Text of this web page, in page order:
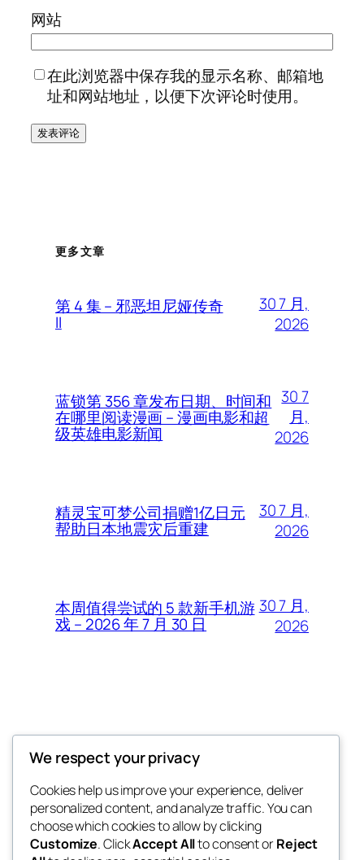
网站
在此浏览器中保存我的显示名称、邮箱地
址和网站地址，以便下次评论时使用。
更多文章
第 4 集 – 邪恶坦尼娅传奇
II
30 7 月,
2026
蓝锁第 356 章发布日期、时间和
在哪里阅读漫画 – 漫画电影和超
级英雄电影新闻
30 7
月,
2026
精灵宝可梦公司捐赠1亿日元
帮助日本地震灾后重建
30 7 月,
2026
本周值得尝试的 5 款新手机游
戏 – 2026 年 7 月 30 日
30 7 月,
2026
Thunder Feeds
你最喜欢的电子游戏和攻略杂志
博客
事件
We respect your privacy
Cookies help us improve your experience, deliver
personalized content, and analyze traffic. You can
choose which cookies to allow by clicking
Customize. ClickAccept Allto consent orReject